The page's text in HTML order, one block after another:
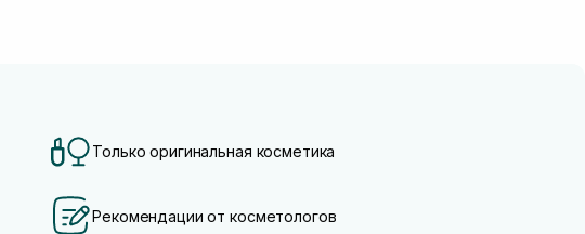
Только оригинальная косметика
Рекомендации от косметологов